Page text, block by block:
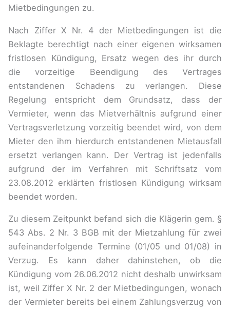
Mietbedingungen zu.
Nach Ziffer X Nr. 4 der Mietbedingungen ist die
Beklagte berechtigt nach einer eigenen wirksamen
fristlosen Kündigung, Ersatz wegen des ihr durch
die vorzeitige Beendigung des Vertrages
entstandenen Schadens zu verlangen. Diese
Regelung entspricht dem Grundsatz, dass der
Vermieter, wenn das Mietverhältnis aufgrund einer
Vertragsverletzung vorzeitig beendet wird, von dem
Mieter den ihm hierdurch entstandenen Mietausfall
ersetzt verlangen kann. Der Vertrag ist jedenfalls
aufgrund der im Verfahren mit Schriftsatz vom
23.08.2012 erklärten fristlosen Kündigung wirksam
beendet worden.
Zu diesem Zeitpunkt befand sich die Klägerin gem. §
543 Abs. 2 Nr. 3 BGB mit der Mietzahlung für zwei
aufeinanderfolgende Termine (01/05 und 01/08) in
Verzug. Es kann daher dahinstehen, ob die
Kündigung vom 26.06.2012 nicht deshalb unwirksam
ist, weil Ziffer X Nr. 2 der Mietbedingungen, wonach
der Vermieter bereits bei einem Zahlungsverzug von